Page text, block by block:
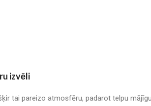
izvēli
tai pareizo atmosfēru, padarot telpu